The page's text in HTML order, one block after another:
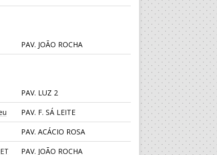
PAV. JOÃO ROCHA
PAV. LUZ 2
PAV. F. SÁ LEITE
PAV. ACÁCIO ROSA
PAV. JOÃO ROCHA